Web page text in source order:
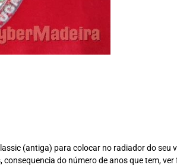
(antiga) para colocar no radiador do seu
do número de anos que tem, ver